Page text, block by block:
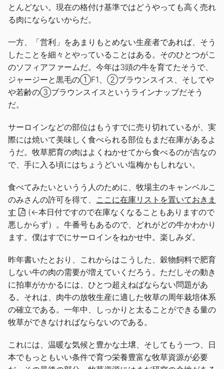
とんどない。現在の格付け基準ではどうやっても高く売れ
る肉にならないからだ。
一方、「営利」をあまりもとめない生産者であれば、そう
したことを細々とやっていることはある。そのひとつがこ
のソフィアファームだ。今年は3頭の牛を育てたそうで、
ジャージーと黒毛の①F1、②ブラウンスイス、そしてや
や若齢の③ブラウンスイスというラインナップだそう
だ。
サーロインなどの部位はもうすでに売り切れているが、実
際には焼いて美味しく食べられる部位もまだ在庫があるよ
うだ。牧草肥育の肉はよくねかせてから食べるのが吉なの
で、手に入る頃にはちょうどいい塩梅かもしれない。
食べてみたいというう人のために、牧場主のキャンベルこ
のみさんの許可を得て、 ここに在庫リストを置いておきま
す
(←本日付ですので在庫なくなることもありますので
悪しからず）。牛番号もあるので、どれがどの牛かわかり
ます。僕はすでにサーロインをねかせ中。楽しみダ。
昨年書いたとおり、これからはこうした、穀物飼料で肥育
しない牛の肉の需要が増えていくだろう。ただしその動き
に拍車がかかるには、ひとつ超えねばならない問題があ
る。それは、肉牛の放牧生産に適した牧草の周年栽培体系
の確立である。一年中、しっかりと太ることができる量の
牧草ができなければならないのである。
これには、温暖な気候と豊かな土壌、そしてもう一つ、日
本でもっともいい条件で育つ栄養豊富な牧草資源が必要